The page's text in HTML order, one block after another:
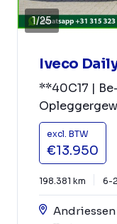
1/25
Iveco
**40C17 |
excl. BTW
€13.950
198.381 km 6-